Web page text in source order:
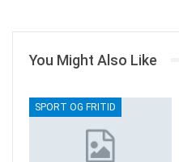
You Might Also Like
SPORT OG FRITID